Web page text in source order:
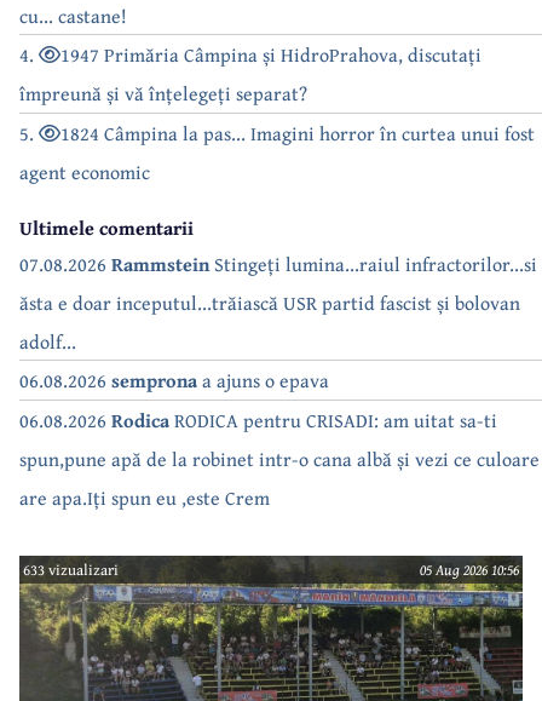
cu... castane!
4.
1947 Primăria Câmpina și HidroPrahova, discutați
împreună și vă înțelegeți separat?
5.
1824 Câmpina la pas... Imagini horror în curtea unui fost
agent economic
Ultimele comentarii
07.08.2026 RammsteinStingeți lumina...raiul infractorilor...si
ăsta e doar inceputul...trăiască USR partid fascist și bolovan
adolf...
06.08.2026 sempronaa ajuns o epava
06.08.2026 RodicaRODICA pentru CRISADI: am uitat sa-ti
spun,pune apă de la robinet intr-o cana albă și vezi ce culoare
are apa.Iți spun eu ,este Crem
633 vizualizari 05 Aug 2026 10:56